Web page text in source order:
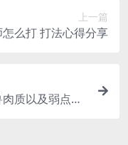
上一篇
么打 打法心得分享
质以及弱点一